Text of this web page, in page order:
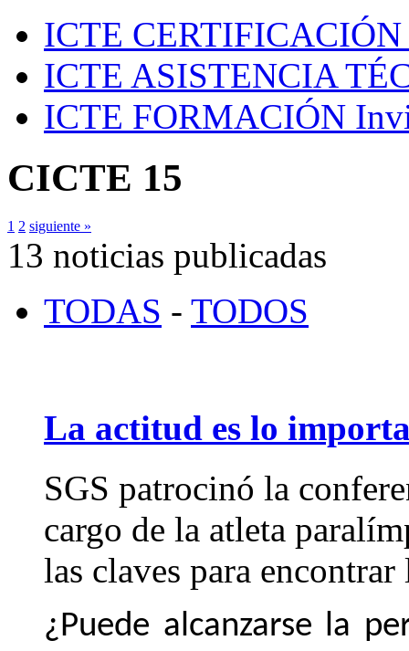
ICTE CERTIFICACIÓN
ICTE ASISTENCIA
ICTE FORMACIÓN
CICTE 15
1 2 siguiente »
13 noticias publicadas
TODAS - TODOS
La actitud es lo
SGS patrocinó la
cargo de la atleta
las claves para encontrar
¿Puede alcanzarse la